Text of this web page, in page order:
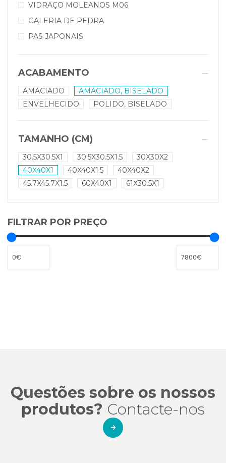
VIDRAÇO MOLEANOS M06
GALERIA DE PEDRA
PAS JAPONAIS
ACABAMENTO
AMACIADO
AMACIADO, BISELADO
ENVELHECIDO
POLIDO, BISELADO
TAMANHO (CM)
30.5X30.5X1 30.5X30.5X1.5
30X30X2
40X40X1
40X40X1.5
40X40X2
45.7X45.7X1.5
60X40X1 61X30.5X1
FILTRAR POR PREÇO
Questões sobre os nossos
produtos? Contacte-nos